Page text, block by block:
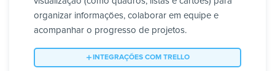
organizar informações, colaborar em equipe e
acompanhar o progresso de projetos.
INTEGRAÇÕES COM TRELLO